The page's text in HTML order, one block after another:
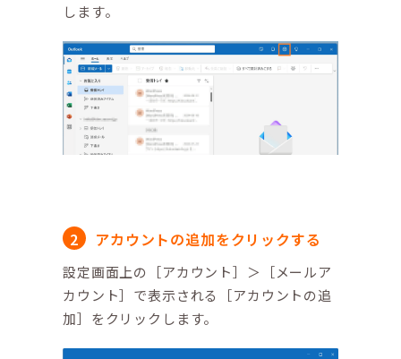
します。
アカウントの追加をクリックする
設定画面上の［アカウント］＞［メールア
カウント］で表示される［アカウントの追
加］をクリックします。